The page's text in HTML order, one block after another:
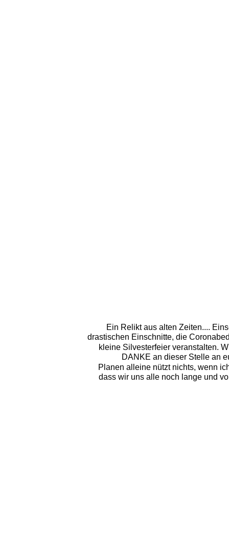
Ein Relikt aus alten Zeiten....
drastischen Einschnitte, die
kleine Silvesterfeier veranstalten.
DANKE an dieser Stelle an
Planen alleine nützt nichts, wenn
dass wir uns alle noch lange und